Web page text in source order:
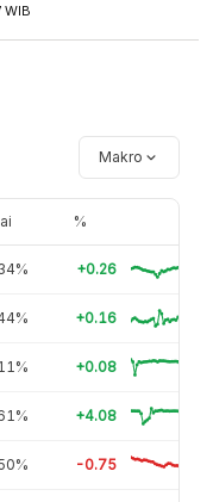
Makro
%
+0.26
+0.16
+0.08
+4.08
-0.75